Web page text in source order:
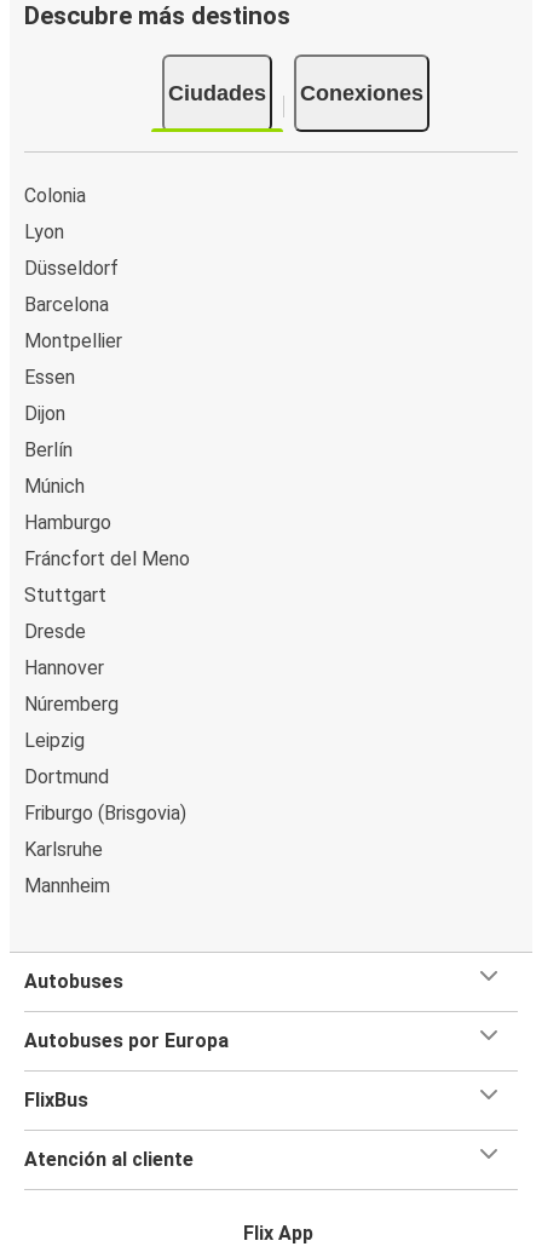
Descubre más destinos
Ciudades Conexiones
Colonia
Lyon
Düsseldorf
Barcelona
Montpellier
Essen
Dijon
Berlín
Múnich
Hamburgo
Fráncfort del Meno
Stuttgart
Dresde
Hannover
Núremberg
Leipzig
Dortmund
Friburgo (Brisgovia)
Karlsruhe
Mannheim
Autobuses
Autobuses por Europa
FlixBus
Atención al cliente
Flix App